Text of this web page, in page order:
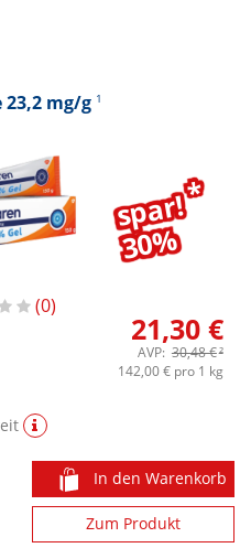
23,2 mg/g 1
0
21,30 €
AVP: 30,48 €²
142,00 €pro 1 kg
spar!*
30%
In den Warenkorb
Zum Produkt